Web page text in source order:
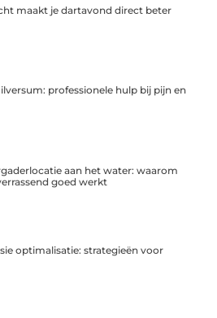
maakt je dartavond direct beter
professionele hulp bij pijn en
aan het water: waarom
goed werkt
optimalisatie: strategieën voor